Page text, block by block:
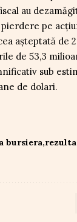
au
pe
așteptată de
de 53,3
sub
de dolari.
bursiera